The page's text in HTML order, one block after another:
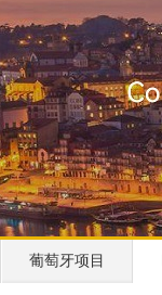
葡萄牙项目